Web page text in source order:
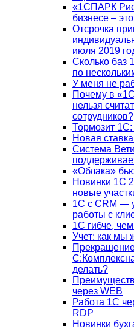
«1СПАРК
бизнесе –
Отсрочка
июля 2019
Сколько баз
по
У меня не
Почему в
нельзя
сотрудников?
Тормозит
Новая
Система
«Облака»
Новинки 1С
новые
1С с CRM —
работы с
1С гибче,
Учет: как мы
делать?
через WEB
Работа 1С
RDP
Новинки